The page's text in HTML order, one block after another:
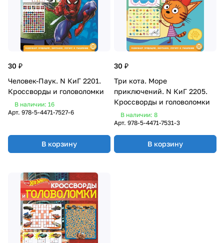
30 ₽
Человек-Паук. N КиГ 2201.
Кроссворды и головоломки
В наличии: 16
Арт. 978-5-4471-7527-6
В корзину
30 ₽
Три кота. Море
приключений. N КиГ 2205.
Кроссворды и головоломки
В наличии: 8
Арт. 978-5-4471-7531-3
В корзину